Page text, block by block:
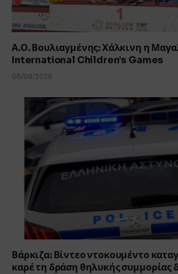
Α.Ο. Βουλιαγμένης: Χάλκινη η
International Children’s Games
06/08/2026
Βάρκιζα: Βίντεο ντοκουμέντο
καρέ τη δράση θηλυκής συμμορίας